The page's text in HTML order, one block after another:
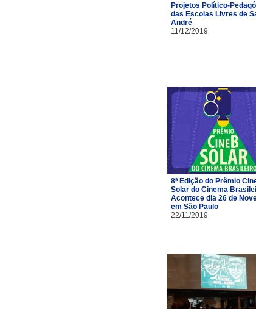
Projetos Político-
das Escolas Livres de
André
11/12/2019
8ª Edição do Prêmio
Solar do Cinema
Acontece dia 26 de
em São Paulo
22/11/2019